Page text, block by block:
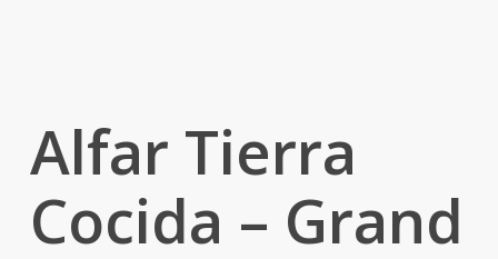
Alfar Tierra
Cocida – Grand